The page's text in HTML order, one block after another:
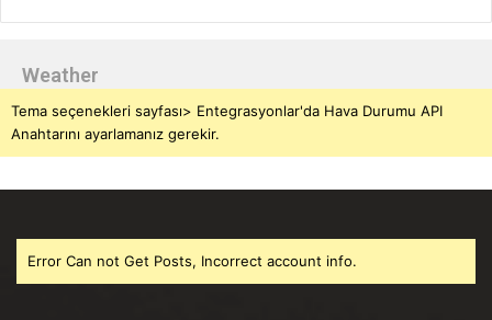
Weather
Tema seçenekleri sayfası> Entegrasyonlar'da Hava Durumu API
Anahtarını ayarlamanız gerekir.
Error Can not Get Posts, Incorrect account info.